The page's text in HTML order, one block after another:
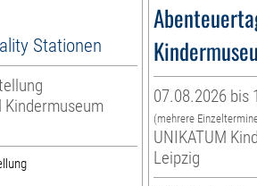
Stationen
Kindermuseum
07.08.2026 bis
(mehrere
UNIKATUM
Leipzig